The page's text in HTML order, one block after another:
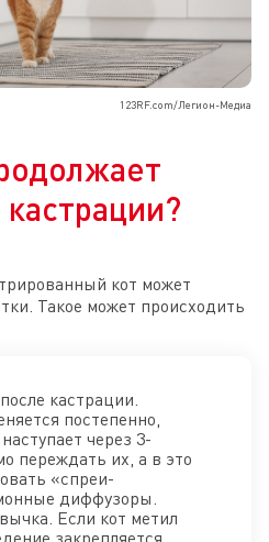
123RF.com/Легион-Медиа
кот может
Такое может происходить
кастрации.
постепенно,
через 3-
переждать их, а в это
«спреи-
диффузоры.
Если кот метил